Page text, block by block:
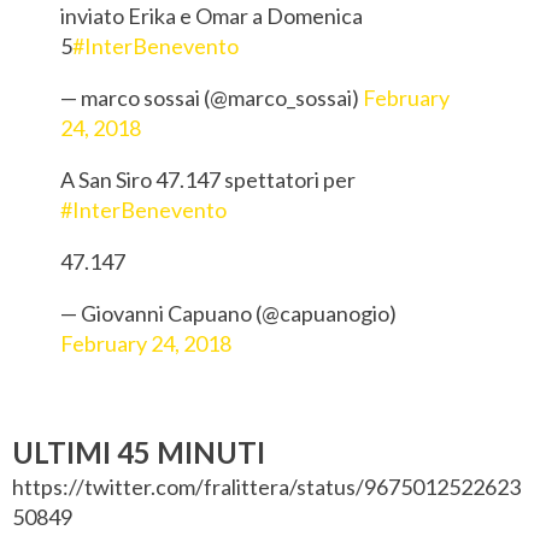
inviato Erika e Omar a Domenica
5#InterBenevento
— marco sossai (@marco_sossai) February
24, 2018
A San Siro 47.147 spettatori per
#InterBenevento
47.147
— Giovanni Capuano (@capuanogio)
February 24, 2018
ULTIMI 45 MINUTI
https://twitter.com/fralittera/status/9675012522623
50849